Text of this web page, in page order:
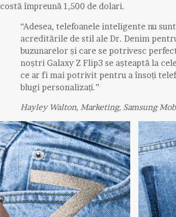
costă împreună 1,500 de dolari.
“Adesea, telefoanele inteligente nu
acreditările de stil ale Dr. Denim
buzunarelor și care se potrivesc
noștri Galaxy Z Flip3 se așteaptă la
ce ar fi mai potrivit pentru a însoți
blugi personalizați.”
Hayley Walton, Marketing, Samsung